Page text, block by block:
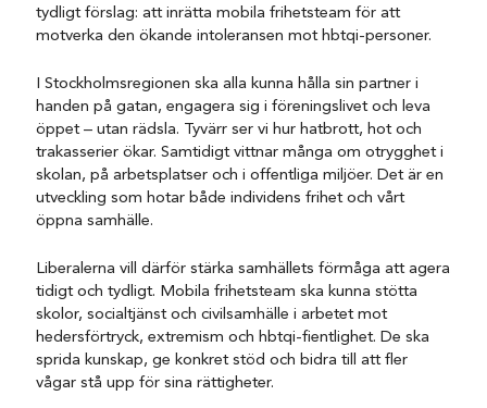
tydligt förslag: att inrätta mobila frihetsteam för att
motverka den ökande intoleransen mot hbtqi-personer.
I Stockholmsregionen ska alla kunna hålla sin partner i
handen på gatan, engagera sig i föreningslivet och leva
öppet – utan rädsla. Tyvärr ser vi hur hatbrott, hot och
trakasserier ökar. Samtidigt vittnar många om otrygghet i
skolan, på arbetsplatser och i offentliga miljöer. Det är en
utveckling som hotar både individens frihet och vårt
öppna samhälle.
Liberalerna vill därför stärka samhällets förmåga att agera
tidigt och tydligt. Mobila frihetsteam ska kunna stötta
skolor, socialtjänst och civilsamhälle i arbetet mot
hedersförtryck, extremism och hbtqi-fientlighet. De ska
sprida kunskap, ge konkret stöd och bidra till att fler
vågar stå upp för sina rättigheter.